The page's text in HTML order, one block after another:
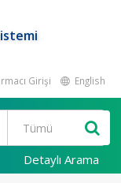
Girişi English
Detaylı Arama